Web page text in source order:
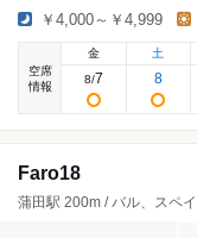
￥4,000～￥4,999
空席
情報
金
8/7
土
8
Faro18
蒲田駅 200m / バル、スペ